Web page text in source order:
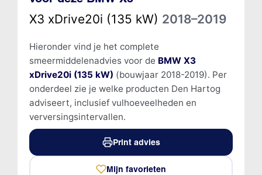
X3 xDrive20i (135 kW) 2018–2019
Hieronder vind je het complete
smeermiddelenadvies voor de BMW X3
xDrive20i (135 kW) (bouwjaar 2018-2019). Per
onderdeel zie je welke producten Den Hartog
adviseert, inclusief vulhoeveelheden en
verversingsintervallen.
Print advies
Mijn favorieten